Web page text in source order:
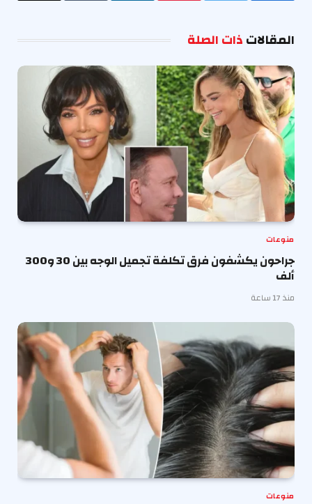
المقالاتذات الصلة
منوعات
جراحون يكشفون فرق تكلفة تجميل الوجه بين 30 و300
ألف
منذ 17 ساعة
منوعات